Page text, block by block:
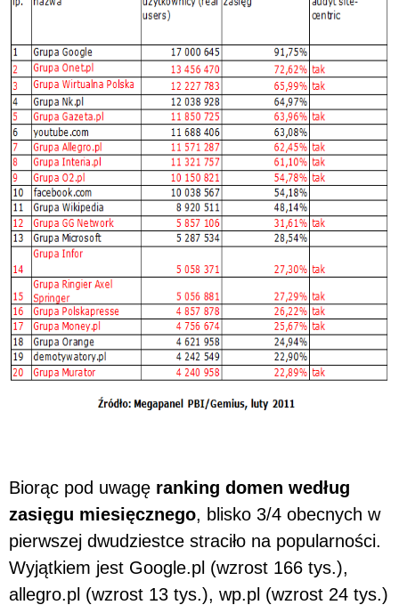
Biorąc pod uwagę ranking domen według
zasięgu miesięcznego, blisko 3/4 obecnych w
pierwszej dwudziestce straciło na popularności.
Wyjątkiem jest Google.pl (wzrost 166 tys.),
allegro.pl (wzrost 13 tys.), wp.pl (wzrost 24 tys.)